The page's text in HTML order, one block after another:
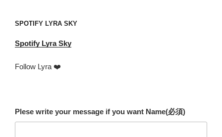
SPOTIFY LYRA SKY
Spotify Lyra Sky
Follow Lyra ❤️
Plese write your message if you want Name(必須)